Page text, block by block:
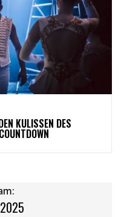
KULISSEN DES